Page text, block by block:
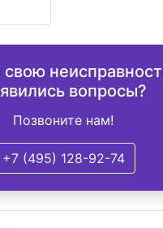
вопросы?
Позвоните нам!
+7 (495) 128-92-74